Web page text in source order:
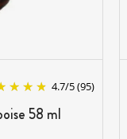
4.7/5(95)
58 ml